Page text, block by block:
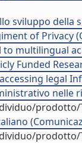
sviluppo
of Privacy
multilingual
Funded
legal
nelle
prodotto/
prodotto/